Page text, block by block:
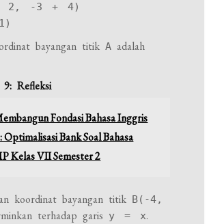
2, -3 + 4)
bayangan titikA adalah
Refleksi
Fondasi Bahasa Inggris
Bank Soal Bahasa
Kelas VII Semester 2
koordinat bayangan titik B(-4,
terhadap garis y = x.